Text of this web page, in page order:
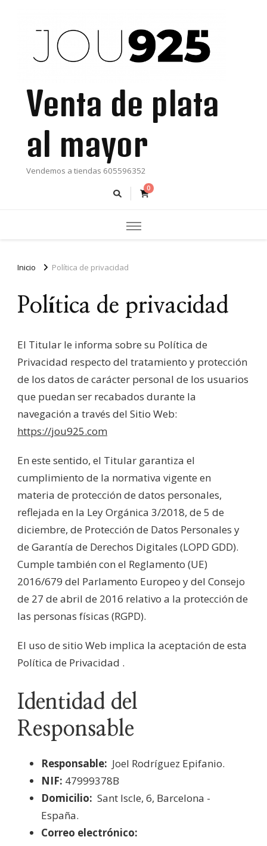
Venta de plata
al mayor
Vendemos a tiendas 605596352
0
Inicio Política de privacidad
Política de privacidad
El Titular le informa sobre su Política de
Privacidad respecto del tratamiento y protección
de los datos de carácter personal de los usuarios
que puedan ser recabados durante la
navegación a través del Sitio Web:
https://jou925.com
En este sentido, el Titular garantiza el
cumplimiento de la normativa vigente en
materia de protección de datos personales,
reflejada en la Ley Orgánica 3/2018, de 5 de
diciembre, de Protección de Datos Personales y
de Garantía de Derechos Digitales (LOPD GDD).
Cumple también con el Reglamento (UE)
2016/679 del Parlamento Europeo y del Consejo
de 27 de abril de 2016 relativo a la protección de
las personas físicas (RGPD).
El uso de sitio Web implica la aceptación de esta
Política de Privacidad .
Identidad del
Responsable
Responsable: Joel Rodríguez Epifanio.
NIF: 47999378B
Domicilio: Sant Iscle, 6, Barcelona -
España.
Correo electrónico: